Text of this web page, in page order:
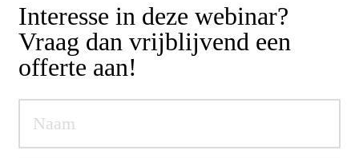
Interesse in deze webinar?
Vraag dan vrijblijvend een
offerte aan!